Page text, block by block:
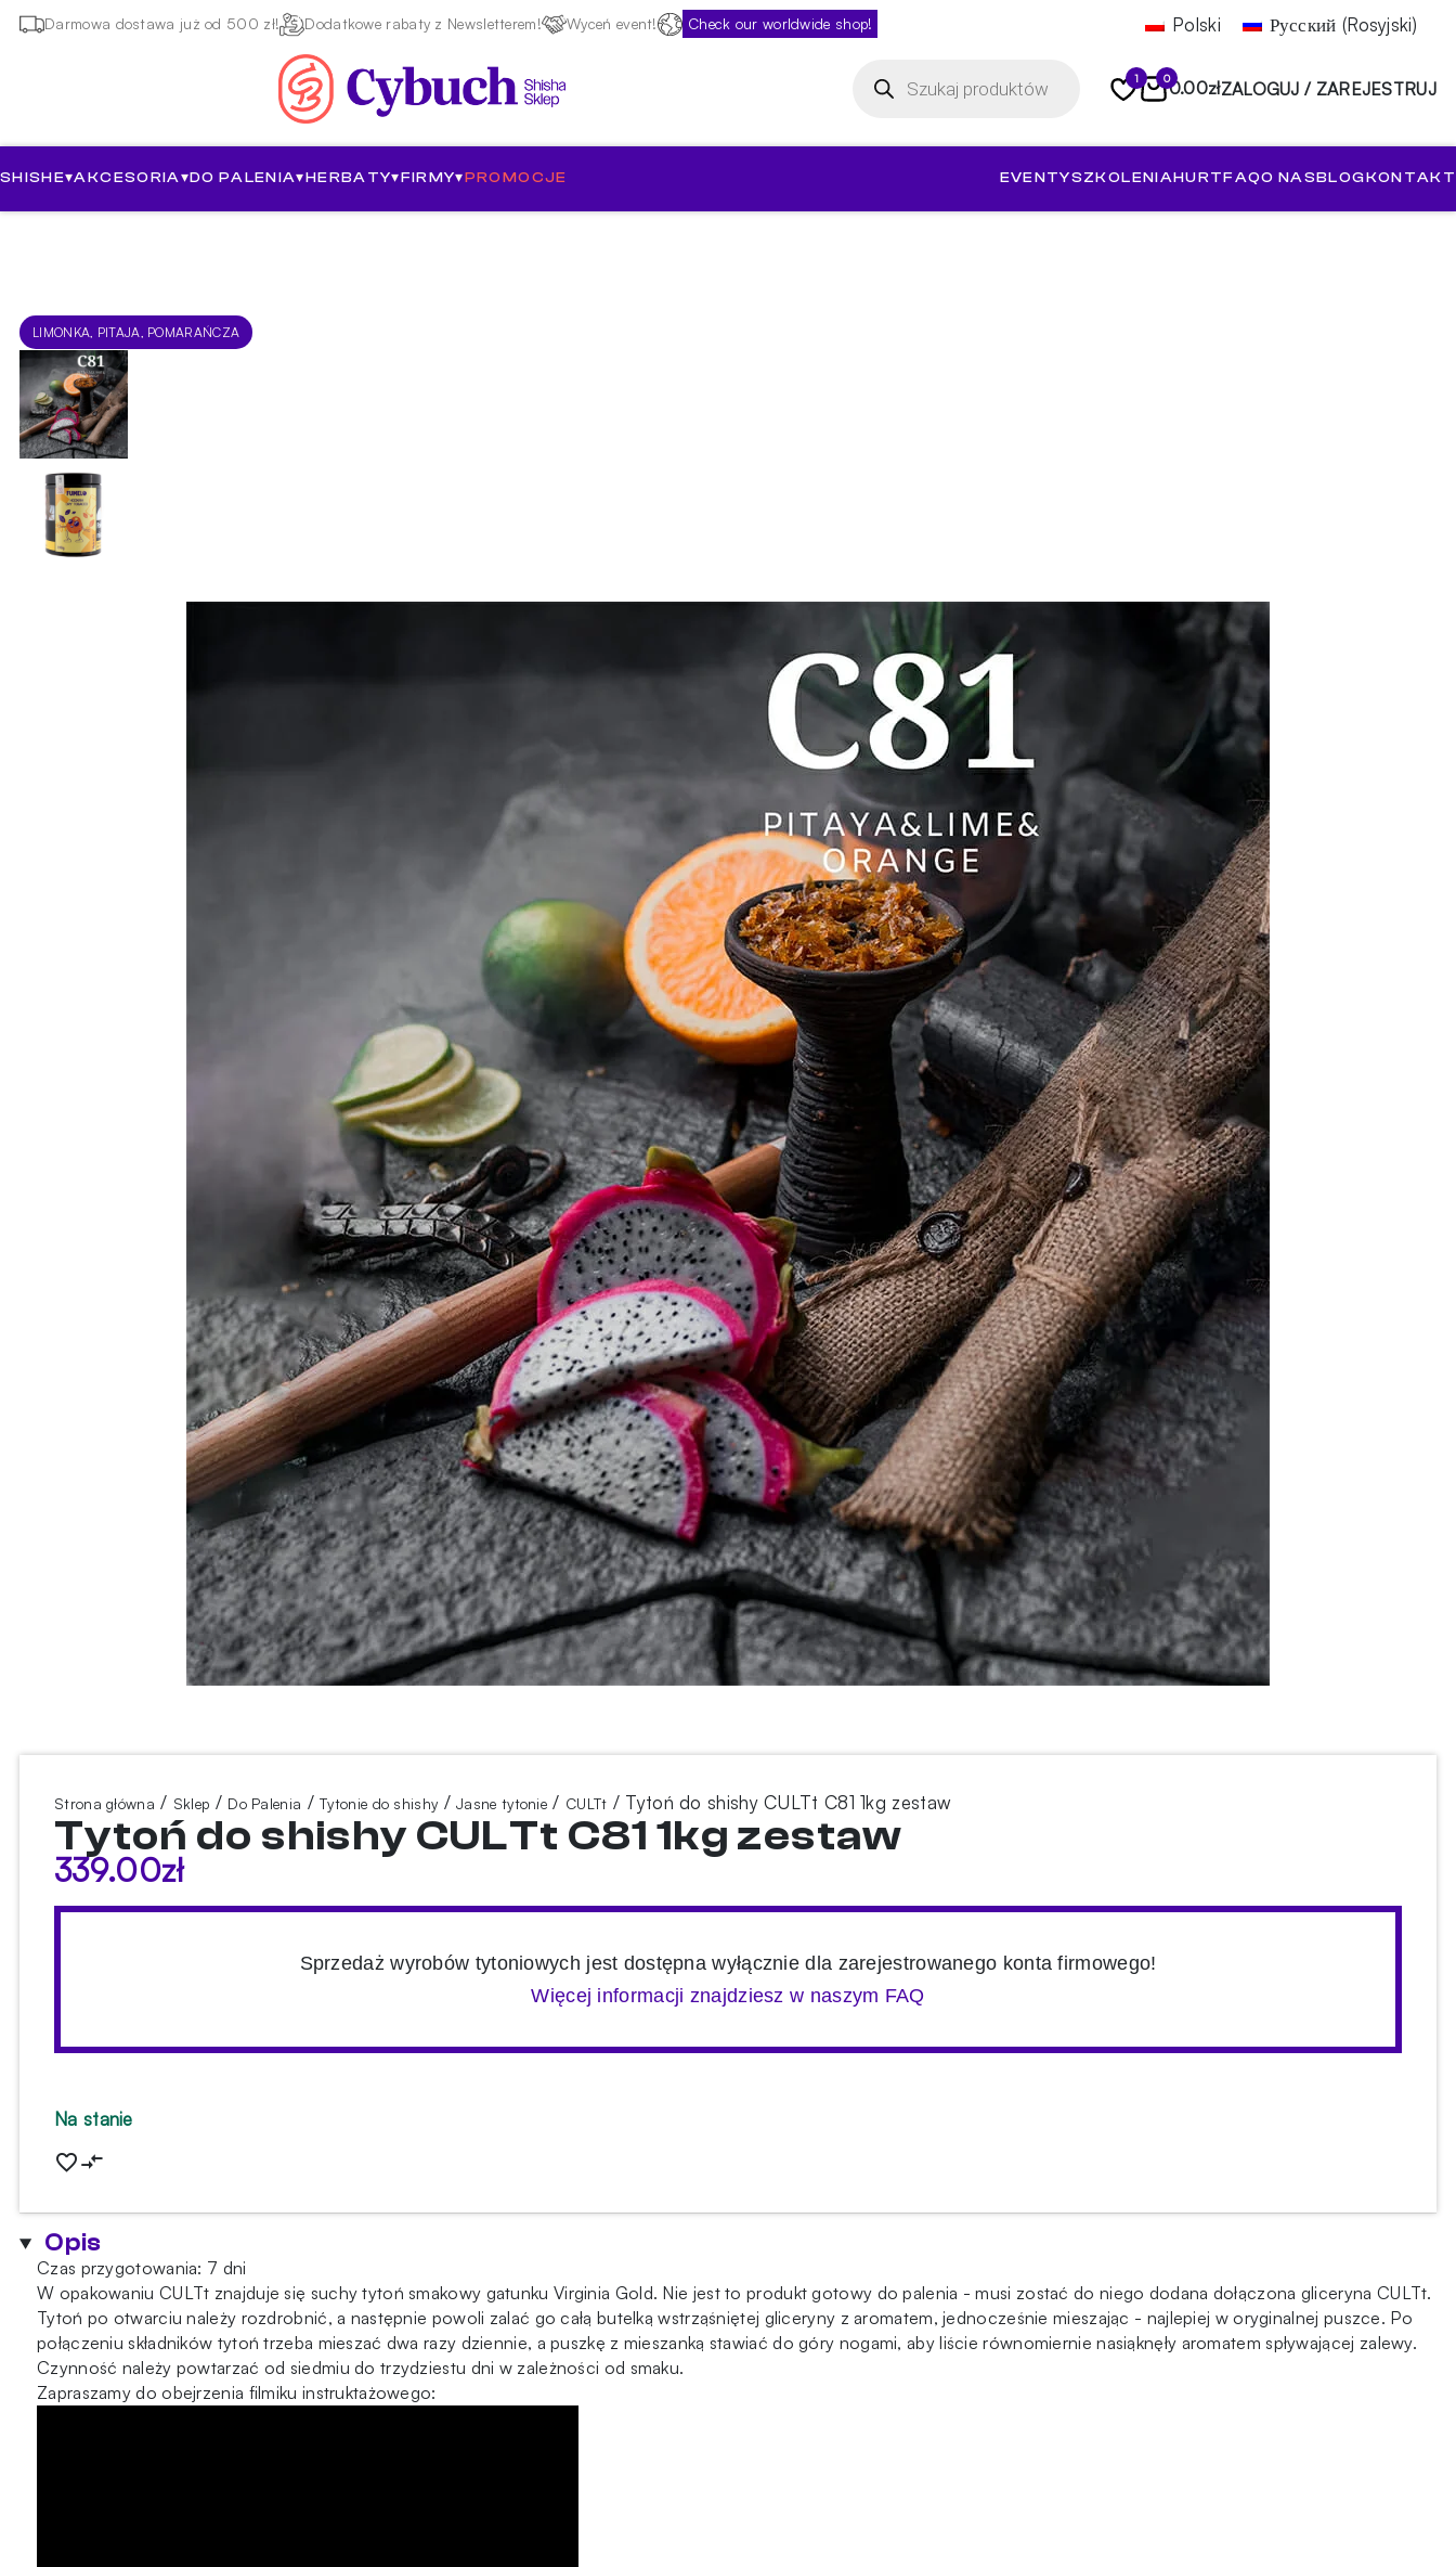
Darmowa dostawa już od 500 zł! Dodatkowe rabaty z Newsletterem! Wyceń event! Check our worldwide shop! Polski Русский (Rosyjski)
produktów 1 00.00złZALOGUJ / ZAREJESTRUJ
SHISHE▾AKCESORIA▾DO PALENIA▾HERBATY▾FIRMY▾PROMOCJE EVENTYSZKOLENIAHURTFAQO NASBLOGKONTAKT
LIMONKA, PITAJA, POMARAŃCZA
Strona główna / Sklep / Do Palenia /Tytonie do shishy/Jasne tytonie / CULTt / Tytoń do shishy CULTt C81 1kg zestaw
Tytoń do shishy CULTt C81 1kg zestaw
339.00zł
Sprzedaż wyrobów tytoniowych jest dostępna wyłącznie dla zarejestrowanego konta firmowego!
Więcej informacji znajdziesz w naszym FAQ
Na stanie
Opis
Czas przygotowania: 7 dni
W opakowaniu CULTt znajduje się suchy tytoń smakowy gatunku Virginia Gold. Nie jest to produkt gotowy do palenia - musi zostać do niego dodana dołączona gliceryna CULTt.
Tytoń po otwarciu należy rozdrobnić, a następnie powoli zalać go całą butelką wstrząśniętej gliceryny z aromatem, jednocześnie mieszając - najlepiej w oryginalnej puszce. Po
połączeniu składników tytoń trzeba mieszać dwa razy dziennie, a puszkę z mieszanką stawiać do góry nogami, aby liście równomiernie nasiąknęły aromatem spływającej zalewy.
Czynność należy powtarzać od siedmiu do trzydziestu dni w zależności od smaku.
Zapraszamy do obejrzenia filmiku instruktażowego: